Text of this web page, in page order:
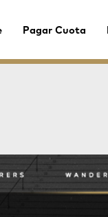
Pagar Cuota